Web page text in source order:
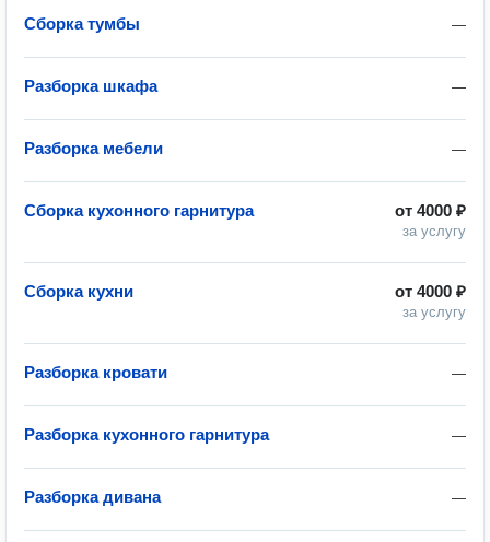
—
Сборка тумбы
—
Разборка шкафа
—
Разборка мебели
от 4000 ₽
за услугу
Сборка кухонного гарнитура
от 4000 ₽
за услугу
Сборка кухни
—
Разборка кровати
—
Разборка кухонного гарнитура
—
Разборка дивана